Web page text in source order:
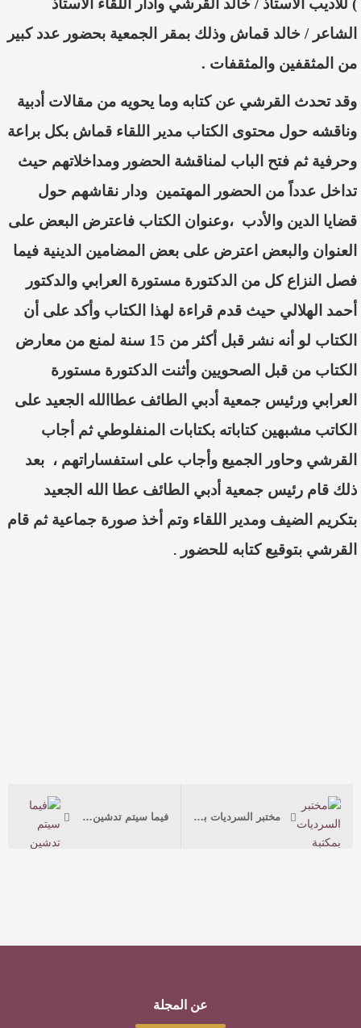
) للأديب الأستاذ / خالد القرشي وأدار اللقاء الأستاذ
الشاعر / خالد قماش وذلك بمقر الجمعية بحضور عدد كبير
من المثقفين والمثقفات .
وقد تحدث القرشي عن كتابه وما يحويه من مقالات أدبية
وناقشه حول محتوى الكتاب مدير اللقاء قماش بكل براعة
وحرفية ثم فتح الباب لمناقشة الحضور ومداخلاتهم حيث
تداخل عدداً من الحضور المهتمين ودار نقاشهم حول
قضايا الدين والأدب ،وعنوان الكتاب فاعترض البعض على
العنوان والبعض اعترض على بعض المضامين الدينية فيما
فصل النزاع كل من الدكتورة مستورة العرابي والدكتور
أحمد الهلالي حيث قدم قراءة لهذا الكتاب وأكد على أن
الكتاب لو أنه نشر قبل أكثر من 15 سنة لمنع من معارض
الكتاب من قبل الصحويين وأثنت الدكتورة مستورة
العرابي ورئيس جمعية أدبي الطائف عطاالله الجعيد على
الكاتب مشبهين كتاباته بكتابات المنفلوطي ثم أجاب
القرشي وحاور الجميع وأجاب على استفساراتهم ، بعد
ذلك قام رئيس جمعية أدبي الطائف عطا الله الجعيد
بتكريم الضيف ومدير اللقاء وتم أخذ صورة جماعية ثم قام
القرشي بتوقيع كتابه للحضور .
مختبر السرديات بمكتبة الإسكندرية.. يناقش السرد في رسائل عهود القرشي وشيماء علي فيما سيتم تدشين كتاب طارف وتليد للقرشي : بدء فعاليات الشريك الأدبي بجمعية أدبي الطائف غدا الأربعاء
عن المجلة